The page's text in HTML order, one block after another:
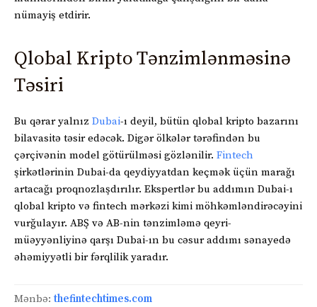
nümayiş etdirir.
Qlobal Kripto Tənzimlənməsinə
Təsiri
Bu qərar yalnız Dubai-ı deyil, bütün qlobal kripto bazarını
bilavasitə təsir edəcək. Digər ölkələr tərəfindən bu
çərçivənin model götürülməsi gözlənilir. Fintech
şirkətlərinin Dubai-da qeydiyyatdan keçmək üçün marağı
artacağı proqnozlaşdırılır. Ekspertlər bu addımın Dubai-ı
qlobal kripto və fintech mərkəzi kimi möhkəmləndirəcəyini
vurğulayır. ABŞ və AB-nin tənzimləmə qeyri-
müəyyənliyinə qarşı Dubai-ın bu cəsur addımı sənayedə
əhəmiyyətli bir fərqlilik yaradır.
Mənbə: thefintechtimes.com